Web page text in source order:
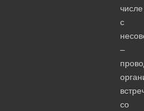
числе
с
–
со